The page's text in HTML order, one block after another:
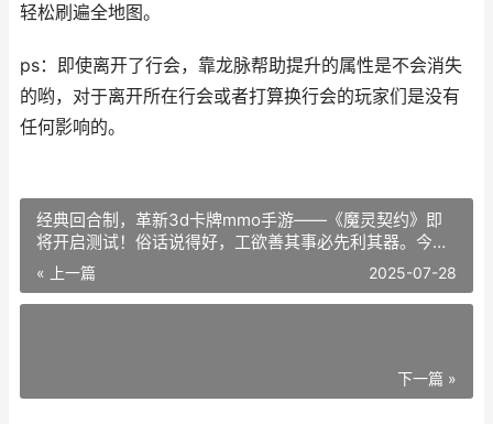
轻松刷遍全地图。
ps：即使离开了行会，靠龙脉帮助提升的属性是不会消失
的哟，对于离开所在行会或者打算换行会的玩家们是没有
任何影响的。
经典回合制，革新3d卡牌mmo手游——《魔灵契约》即
将开启测试！俗话说得好，工欲善其事必先利其器。今
天，小编就为大家介绍《魔灵契约》的装备系统。
« 上一篇 2025-07-28
下一篇 »